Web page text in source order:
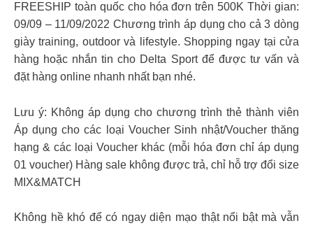
FREESHIP toàn quốc cho hóa đơn trên 500K Thời gian:
09/09 – 11/09/2022 Chương trình áp dụng cho cả 3 dòng
giày training, outdoor và lifestyle. Shopping ngay tại cửa
hàng hoặc nhắn tin cho Delta Sport để được tư vấn và
đặt hàng online nhanh nhất bạn nhé.
Lưu ý: Không áp dụng cho chương trình thẻ thành viên
Áp dụng cho các loại Voucher Sinh nhật/Voucher thăng
hạng & các loại Voucher khác (mỗi hóa đơn chỉ áp dụng
01 voucher) Hàng sale không được trả, chỉ hỗ trợ đổi size
MIX&MATCH
Không hề khó để có ngay diện mạo thật nổi bật mà vẫn